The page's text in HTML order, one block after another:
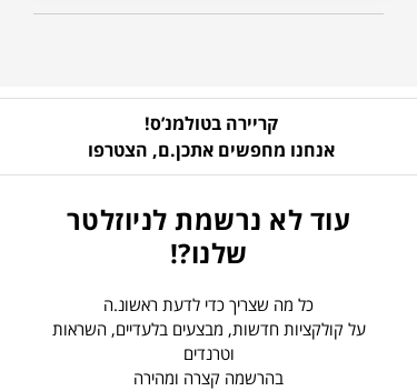
קריירה בטולמנ’ס!
אנחנו מחפשים אתכן.ם, הצטרפו
עוד לא נרשמת לניוזלטר
שלנו?!
כל מה שצריך כדי לדעת ראשונ.ה
על קולקציות חדשות, מבצעים בלעדיים, השראות
וטרנדים
בהרשמה קצרה ומהירה